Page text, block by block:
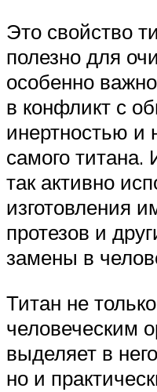
Это свойство
полезно для
особенно
в конфликт с
инертностью и
самого титана.
так активно
изготовления
протезов и
замены в
Титан не
человеческим
выделяет в
но и